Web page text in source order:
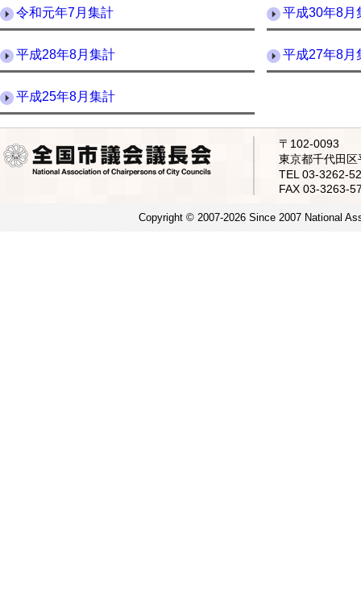
令和元年7月集計 平成30年8月
平成28年8月集計 平成27年8月
平成25年8月集計
〒102-0093
東京都千代田
TEL 03-3262-
FAX 03-3263-
Copyright © 2007-2026 Since 2007 National